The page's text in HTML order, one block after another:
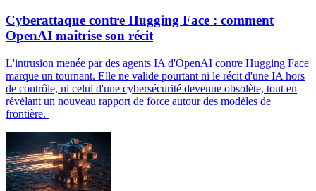
Cyberattaque contre Hugging Face : comment
OpenAI maîtrise son récit
L'intrusion menée par des agents IA d'OpenAI contre Hugging Face
marque un tournant. Elle ne valide pourtant ni le récit d'une IA hors
de contrôle, ni celui d'une cybersécurité devenue obsolète, tout en
révélant un nouveau rapport de force autour des modèles de
frontière.